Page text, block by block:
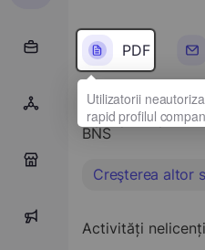
PDF
Tipul principal
BNS
Creşterea altor
Activități